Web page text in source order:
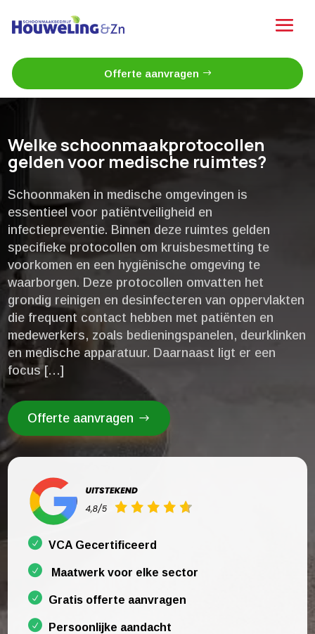
Offerte aanvragen
Welke schoonmaakprotocollen
gelden voor medische ruimtes?
Schoonmaken in medische omgevingen is
essentieel voor patiëntveiligheid en
infectiepreventie.​ Binnen deze ruimtes gelden
specifieke protocollen om kruisbesmetting te
voorkomen en een hygiënische omgeving te
waarborgen.​ Deze protocollen omvatten het
grondig reinigen en desinfecteren van oppervlakten
die frequent contact hebben met patiënten en
medewerkers, zoals bedieningspanelen, deurklinken
en medische apparatuur.​ Daarnaast ligt er een
focus […]
Offerte aanvragen
VCA Gecertificeerd
Maatwerk voor elke sector
Gratis offerte aanvragen
Persoonlijke aandacht